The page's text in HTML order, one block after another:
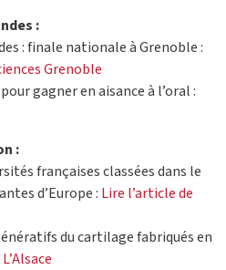
:
: finale nationale à Grenoble :
Grenoble
gagner en aisance à l’oral :
:
françaises classées dans le
d’Europe : Lire l’article de
du cartilage fabriqués en